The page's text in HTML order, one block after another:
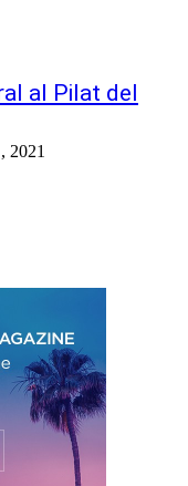
al Pilat del
2021